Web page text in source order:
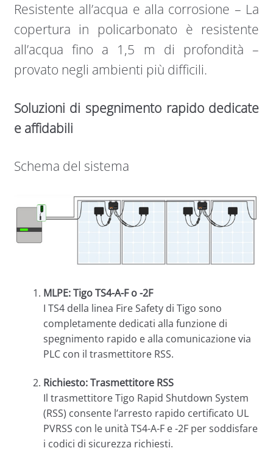
Resistente all’acqua e alla corrosione – La
copertura in policarbonato è resistente
all’acqua fino a 1,5 m di profondità –
provato negli ambienti più difficili.
Soluzioni di spegnimento rapido dedicate
e affidabili
Schema del sistema
MLPE: Tigo TS4-A-F o -2F
I TS4 della linea Fire Safety di Tigo sono
completamente dedicati alla funzione di
spegnimento rapido e alla comunicazione via
PLC con il trasmettitore RSS.
Richiesto: Trasmettitore RSS
Il trasmettitore Tigo Rapid Shutdown System
(RSS) consente l’arresto rapido certificato UL
PVRSS con le unità TS4-A-F e -2F per soddisfare
i codici di sicurezza richiesti.